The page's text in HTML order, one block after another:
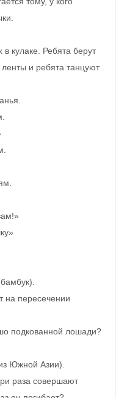
кулаке. Ребята берут
и ребята танцуют
на пересечении
подкованной лошади?
Южной Азии).
раза совершают